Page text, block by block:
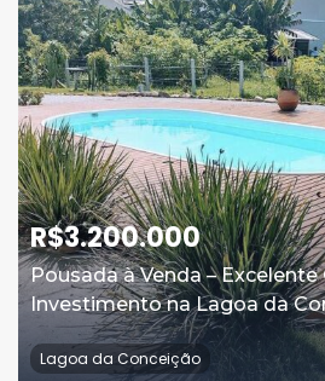
R$3.200.000
Pousada à Venda –
Investimento na Lagoa da
Lagoa da Conceição